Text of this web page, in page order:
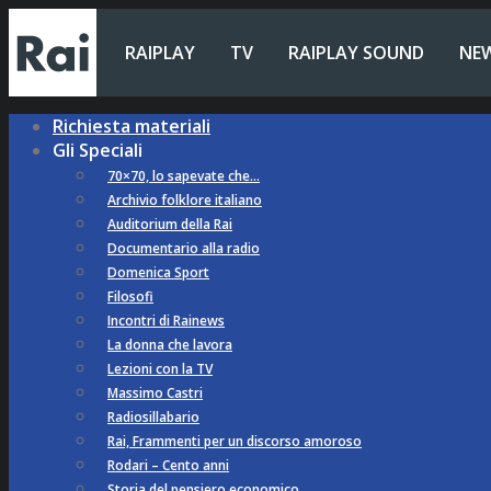
RAIPLAY TV RAIPLAY SOUND
Richiesta materiali
Gli Speciali
70×70, lo sapevate che…
Archivio folklore italiano
Auditorium della Rai
Documentario alla radio
Domenica Sport
Filosofi
Incontri di Rainews
La donna che lavora
Lezioni con la TV
Massimo Castri
Radiosillabario
Rai, Frammenti per un discorso amoroso
Rodari – Cento anni